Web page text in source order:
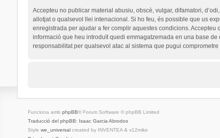
Accepteu no publicar material abusiu, obscè, vulgar, difamatori,
allotjat o qualsevol llei intenacional. Si ho feu, és possible que us
enregistrada per ajudar a fer complir aquestes condicions.
informació que heu introduït quedi emmagatzemada en una base
responsabilitat per qualsevol atac al sistema que pugui comprometre
Funciona amb phpBB® Forum Software © phpBB Limited
Traducció del phpBB: Isaac Garcia Abrodos
Style we_universalcreated by INVENTEA & v12mike